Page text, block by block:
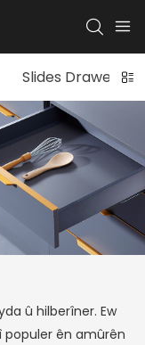
Slides Drawer
û hilberîner. Ew
populer ên amûrên